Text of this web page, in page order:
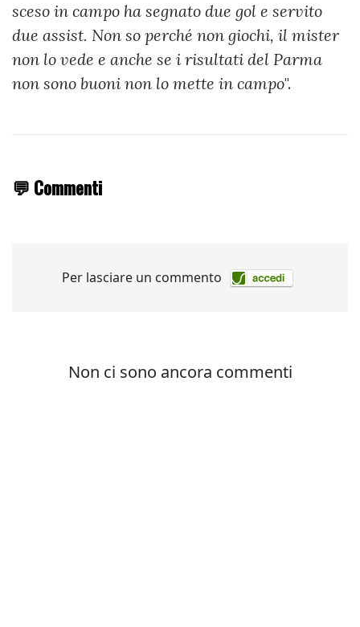
sceso in campo ha segnato due gol e servito
due assist. Non so perché non giochi, il mister
non lo vede e anche se i risultati del Parma
non sono buoni non lo mette in campo".
💬 Commenti